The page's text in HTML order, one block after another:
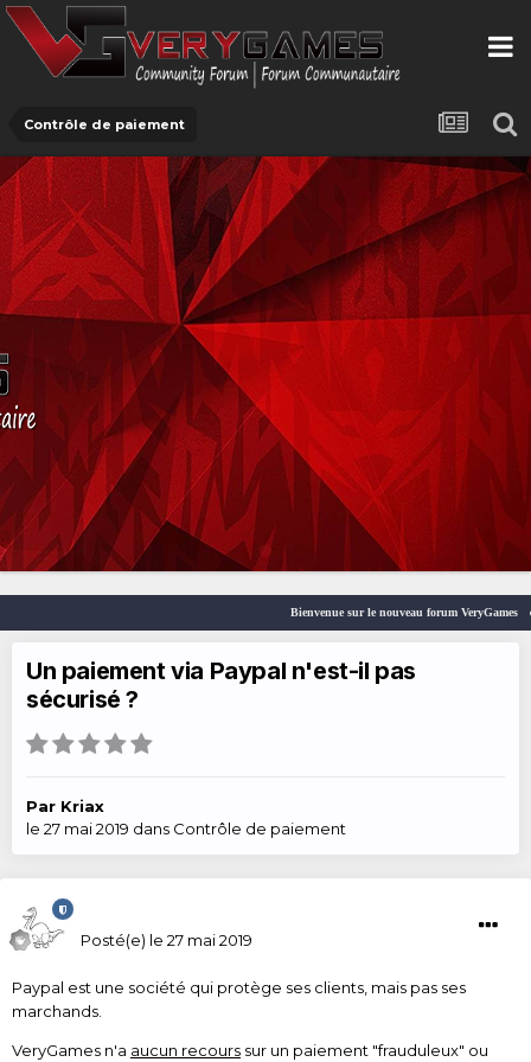
Contrôle de paiement
Bienvenue sur le nouveau forum VeryGames
Un paiement via Paypal n'est-il pas
sécurisé ?
Par Kriax
le 27 mai 2019 dans Contrôle de paiement
Posté(e) le 27 mai 2019
Paypal est une société qui protège ses clients, mais pas ses
marchands.
VeryGames n'a aucun recours sur un paiement "frauduleux" ou